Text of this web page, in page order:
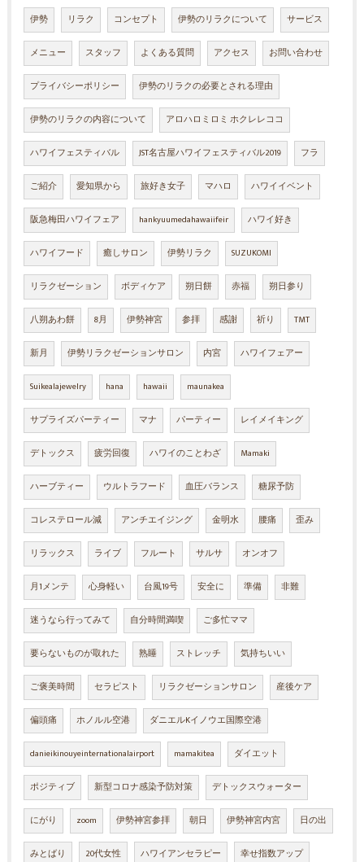
伊勢 リラク コンセプト 伊勢のリラクについて サービス
メニュー スタッフ よくある質問 アクセス お問い合わせ
プライバシーポリシー 伊勢のリラクの必要とされる理由
伊勢のリラクの内容について アロハロミロミ ホクレレココ
ハワイフェスティバル JST名古屋ハワイフェスティバル2019 フラ
ご紹介 愛知県から 旅好き女子 マハロ ハワイイベント
阪急梅田ハワイフェア hankyuumedahawaiifeir ハワイ好き
ハワイフード 癒しサロン 伊勢リラク SUZUKOMI
リラクゼーション ボディケア 朔日餅 赤福 朔日参り
八朔あわ餅 8月 伊勢神宮 参拝 感謝 祈り TMT
新月 伊勢リラクゼーションサロン 内宮 ハワイフェアー
Suikealajewelry hana hawaii maunakea
サプライズパーティー マナ パーティー レイメイキング
デトックス 疲労回復 ハワイのことわざ Mamaki
ハーブティー ウルトラフード 血圧バランス 糖尿予防
コレステロール減 アンチエイジング 金明水 腰痛 歪み
リラックス ライブ フルート サルサ オンオフ
月1メンテ 心身軽い 台風19号 安全に 準備 非難
迷うなら行ってみて 自分時間満喫 ご多忙ママ
要らないものが取れた 熟睡 ストレッチ 気持ちいい
ご褒美時間 セラピスト リラクゼーションサロン 産後ケア
偏頭痛 ホノルル空港 ダニエルKイノウエ国際空港
danieikinouyeinternationalairport mamakitea ダイエット
ポジティブ 新型コロナ感染予防対策 デトックスウォーター
にがり zoom 伊勢神宮参拝 朝日 伊勢神宮内宮 日の出
みとばり 20代女性 ハワイアンセラピー 幸せ指数アップ